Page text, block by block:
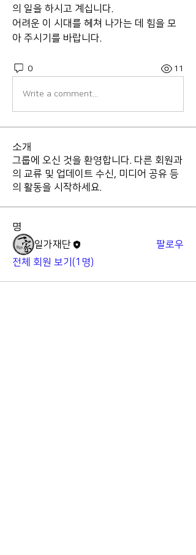
의 일을 하시고 계십니다.
어려운 이 시대를 헤쳐 나가는 데 힘을 모
아 주시기를 바랍니다.
0 11
Write a comment...
소개
그룹에 오신 것을 환영합니다. 다른 회원과
의 교류 및 업데이트 수신, 미디어 공유 등
의 활동을 시작하세요.
명
일가재단
팔로우
전체 회원 보기(1명)